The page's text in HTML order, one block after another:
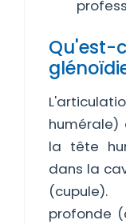
la tête
dans la
profonde